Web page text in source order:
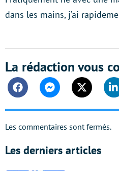
dans les mains, j’ai
La rédaction vous
FacebookMessengerTwitter
Les commentaires sont fermés.
Les derniers articles